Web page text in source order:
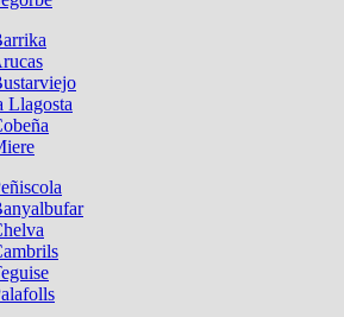
Llagosta